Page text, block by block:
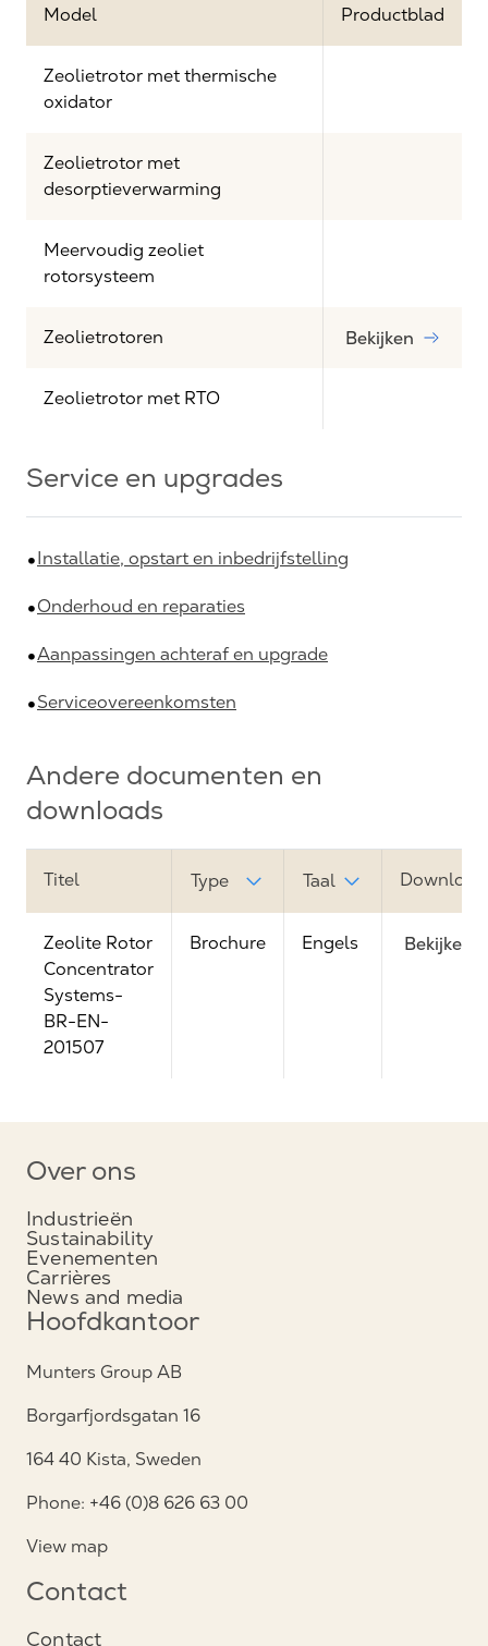
Model Productblad
Zeolietrotor met thermische
oxidator
Zeolietrotor met
desorptieverwarming
Meervoudig zeoliet
rotorsysteem
Zeolietrotoren Bekijken
Zeolietrotor met RTO
Service en upgrades
Installatie, opstart en inbedrijfstelling
Onderhoud en reparaties
Aanpassingen achteraf en upgrade
Serviceovereenkomsten
Andere documenten en
downloads
Titel Type Taal
Zeolite Rotor
Concentrator
Systems-
BR-EN-
201507
Brochure Engels Bekijken
Over ons
Industrieën
Sustainability
Evenementen
Carrières
News and media
Hoofdkantoor
Munters Group AB
Borgarfjordsgatan 16
164 40 Kista, Sweden
Phone: +46 (0)8 626 63 00
View map
Contact
Contact